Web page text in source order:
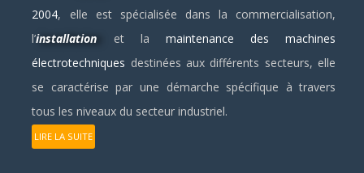
2004, elle est spécialisée dans la commercialisation,
l’installation et la maintenance des machines
électrotechniques destinées aux différents secteurs, elle
se caractérise par une démarche spécifique à travers
tous les niveaux du secteur industriel.
LIRE LA SUITE